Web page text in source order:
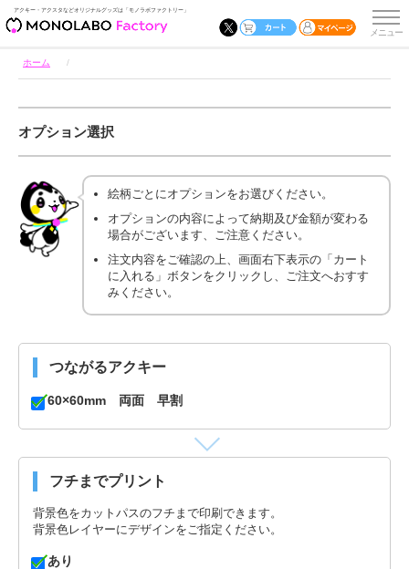
アクキー・アクスタなどオリジナルグッズは「モノラボファクトリー」
ホーム
オプション選択
絵柄ごとにオプションをお選びください。
オプションの内容によって納期及び金額が変わる
場合がございます、ご注意ください。
注文内容をご確認の上、画面右下表示の「カート
に入れる」ボタンをクリックし、ご注文へおすす
みください。
つながるアクキー
60×60mm 両面 早割
フチまでプリント
背景色をカットパスのフチまで印刷できます。
背景色レイヤーにデザインをご指定ください。
あり